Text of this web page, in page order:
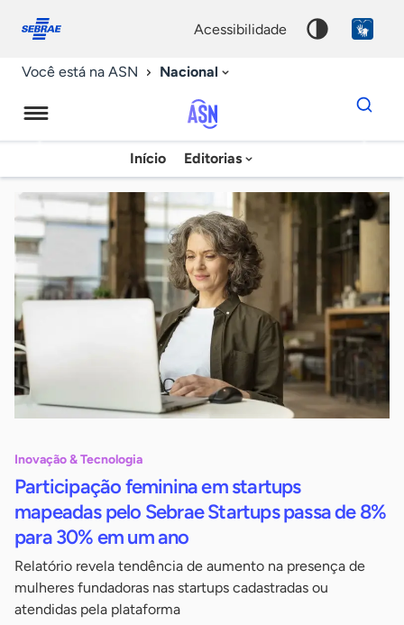
conosco
acessibilidade
Você está na ASN Nacional
Agência
Sebrae
de
Notícias
Início Editorias
Dados
para
chave
Inovação & Tecnologia
Participação feminina em startups
mapeadas pelo Sebrae Startups passa de 8%
para 30% em um ano
Relatório revela tendência de aumento na presença de
mulheres fundadoras nas startups cadastradas ou
atendidas pela plataforma